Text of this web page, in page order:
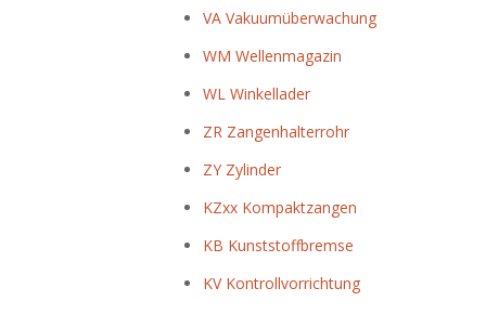
VA Vakuumüberwachung
WM Wellenmagazin
WL Winkellader
ZR Zangenhalterrohr
ZY Zylinder
KZxx Kompaktzangen
KB Kunststoffbremse
KV Kontrollvorrichtung